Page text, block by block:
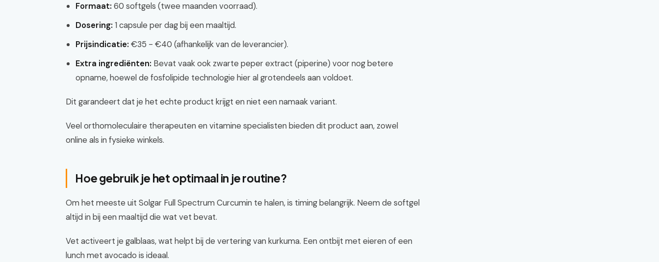
Formaat: 60 softgels (twee maanden voorraad).
Dosering: 1 capsule per dag bij een maaltijd.
Prijsindicatie: €35 - €40 (afhankelijk van de leverancier).
Extra ingrediënten: Bevat vaak ook zwarte peper extract (piperine) voor nog betere
opname, hoewel de fosfolipide technologie hier al grotendeels aan voldoet.
Dit garandeert dat je het echte product krijgt en niet een namaak variant.
Veel orthomoleculaire therapeuten en vitamine specialisten bieden dit product aan, zowel
online als in fysieke winkels.
Hoe gebruik je het optimaal in je routine?
Om het meeste uit Solgar Full Spectrum Curcumin te halen, is timing belangrijk. Neem de softgel
altijd in bij een maaltijd die wat vet bevat.
Vet activeert je galblaas, wat helpt bij de vertering van kurkuma. Een ontbijt met eieren of een
lunch met avocado is ideaal.